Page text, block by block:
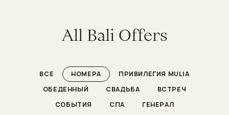
AllBali Offers
ВСЕ НОМЕРА
ПРИВИЛЕГИЯ MULIA
ОБЕДЕННЫЙ
СВАДЬБА
ВСТРЕЧ
СОБЫТИЯ
СПА ГЕНЕРАЛ